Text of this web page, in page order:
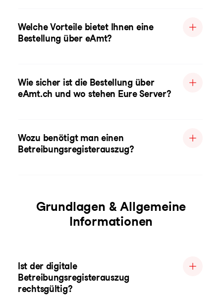
Welche Vorteile bietet Ihnen eine
Bestellung über eAmt?
Wie sicher ist die Bestellung über
eAmt.ch und wo stehen Eure Server?
Wozu benötigt man einen
Betreibungsregisterauszug?
Grundlagen & Allgemeine
Informationen
Ist der digitale
Betreibungsregisterauszug
rechtsgültig?